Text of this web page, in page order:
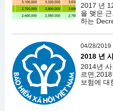
2017 년
을 맺은
하는
04/28/2019
2018 년
2014년
르면
보험에 대